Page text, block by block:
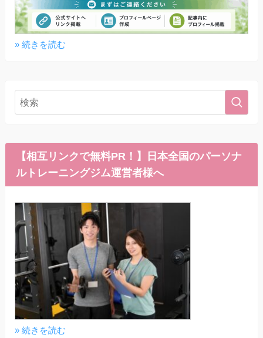
» 続きを読む
【相互リンクで無料PR！】日本全国のパーソナ
ルトレーニングジム運営者様へ
» 続きを読む